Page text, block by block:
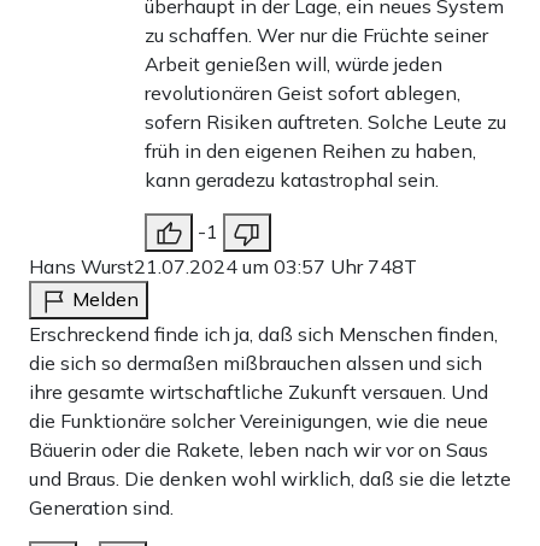
überhaupt in der Lage, ein neues System
zu schaffen. Wer nur die Früchte seiner
Arbeit genießen will, würde jeden
revolutionären Geist sofort ablegen,
sofern Risiken auftreten. Solche Leute zu
früh in den eigenen Reihen zu haben,
kann geradezu katastrophal sein.
-1
Hans Wurst21.07.2024 um 03:57 Uhr 748T
Melden
Erschreckend finde ich ja, daß sich Menschen finden,
die sich so dermaßen mißbrauchen alssen und sich
ihre gesamte wirtschaftliche Zukunft versauen. Und
die Funktionäre solcher Vereinigungen, wie die neue
Bäuerin oder die Rakete, leben nach wir vor on Saus
und Braus. Die denken wohl wirklich, daß sie die letzte
Generation sind.